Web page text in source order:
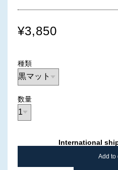
¥3,850
種類
数量
International
Add to